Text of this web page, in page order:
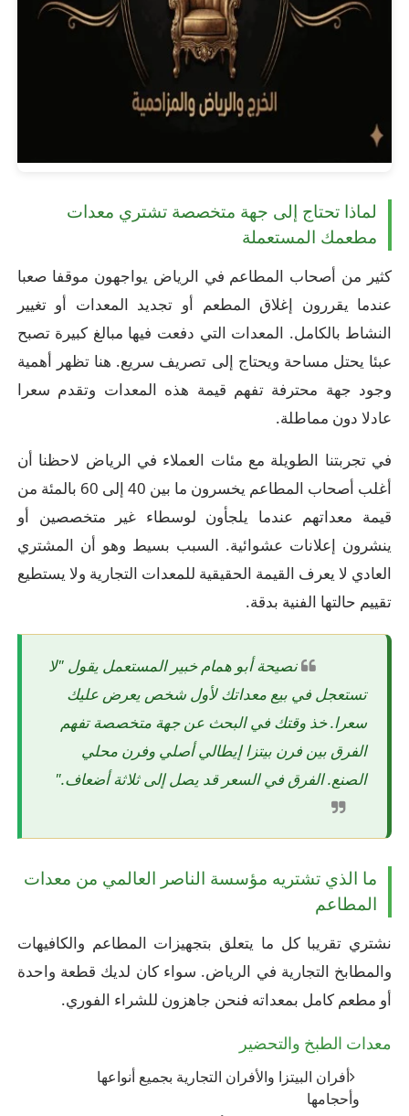
لماذا تحتاج إلى جهة متخصصة تشتري معدات
مطعمك المستعملة
كثير من أصحاب المطاعم في الرياض يواجهون موقفا صعبا
عندما يقررون إغلاق المطعم أو تجديد المعدات أو تغيير
النشاط بالكامل. المعدات التي دفعت فيها مبالغ كبيرة تصبح
عبئا يحتل مساحة ويحتاج إلى تصريف سريع. هنا تظهر أهمية
وجود جهة محترفة تفهم قيمة هذه المعدات وتقدم سعرا
عادلا دون مماطلة.
في تجربتنا الطويلة مع مئات العملاء في الرياض لاحظنا أن
أغلب أصحاب المطاعم يخسرون ما بين 40 إلى 60 بالمئة من
قيمة معداتهم عندما يلجأون لوسطاء غير متخصصين أو
ينشرون إعلانات عشوائية. السبب بسيط وهو أن المشتري
العادي لا يعرف القيمة الحقيقية للمعدات التجارية ولا يستطيع
تقييم حالتها الفنية بدقة.
نصيحة أبو همام خبير المستعمل يقول "لا
تستعجل في بيع معداتك لأول شخص يعرض عليك
سعرا. خذ وقتك في البحث عن جهة متخصصة تفهم
الفرق بين فرن بيتزا إيطالي أصلي وفرن محلي
الصنع. الفرق في السعر قد يصل إلى ثلاثة أضعاف."
ما الذي تشتريه مؤسسة الناصر العالمي من معدات
المطاعم
نشتري تقريبا كل ما يتعلق بتجهيزات المطاعم والكافيهات
والمطابخ التجارية في الرياض. سواء كان لديك قطعة واحدة
أو مطعم كامل بمعداته فنحن جاهزون للشراء الفوري.
معدات الطبخ والتحضير
أفران البيتزا والأفران التجارية بجميع أنواعها
وأحجامها